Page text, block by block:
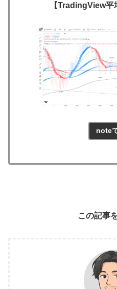
【TradingView平
note
この記事